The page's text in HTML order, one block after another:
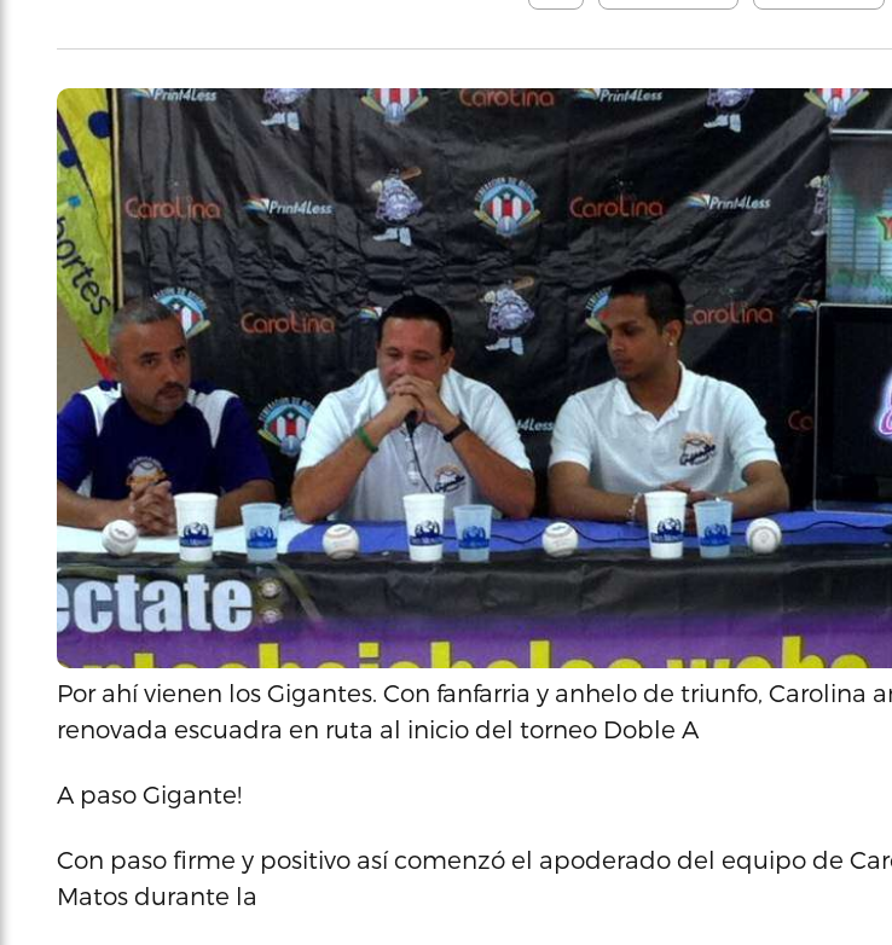
Por ahí vienen los Gigantes. Con fanfarria y anhelo de triunfo, Carolina
renovada escuadra en ruta al inicio del torneo Doble A
A paso Gigante!
Con paso firme y positivo así comenzó el apoderado del equipo de
Matos durante la